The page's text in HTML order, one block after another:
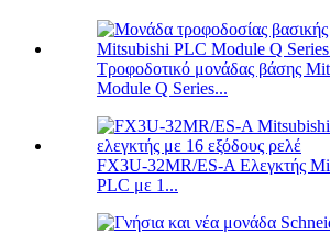
Τροφοδοτικό μονάδας βάσης
Module Q Series...
FX3U-32MR/ES-A Ελεγκτής
PLC με 1...